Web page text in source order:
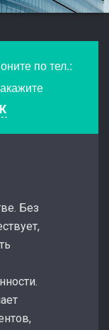
по тел.:
Без